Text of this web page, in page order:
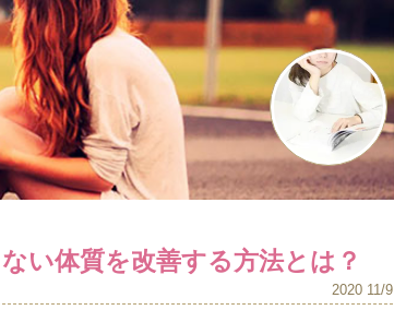
い体質を改善する方法とは？
2020 11/9